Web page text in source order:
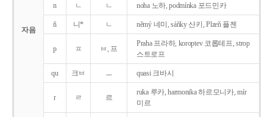
자음
n ㄴ ㄴ noha 노하, podmínka 포드민카
ň 니* ㄴ němý 네미, sáňky 산키, Plzeň 플젠
p ㅍ ㅂ, 프
Praha 프라하, koroptev 코롭테프, strop
스트로프
qu 크ㅂ ㅡ quasi 크바시
r ㄹ 르
ruka 루카, harmonika 하르모니카, mír
미르